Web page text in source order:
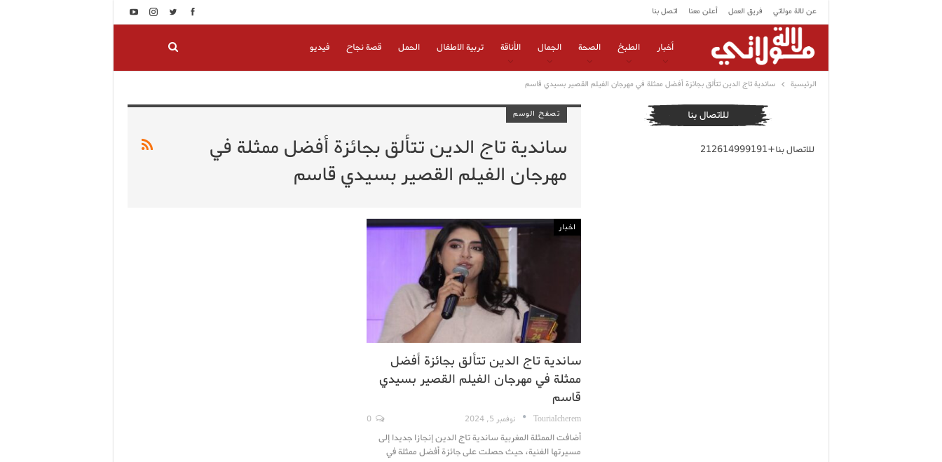
عن لالة مولاتي فريق العمل أعلن معنا اتصل بنا
أخبار الطبخ الصحة الجمال الأناقة تربية الاطفال الحمل قصة نجاح فيديو
الرئيسية ساندية تاج الدين تتألق بجائزة أفضل ممثلة في مهرجان الفيلم القصير بسيدي قاسم
تصفح الوسم
ساندية تاج الدين تتألق بجائزة أفضل ممثلة في
مهرجان الفيلم القصير بسيدي قاسم
اخبار
ساندية تاج الدين تتألق بجائزة أفضل
ممثلة في مهرجان الفيلم القصير بسيدي
قاسم
TouriaIcherem نوفمبر 5, 2024
أضافت الممثلة المغربية ساندية تاج الدين إنجازا جديدا إلى
مسيرتها الفنية، حيث حصلت على جائزة أفضل ممثلة في
للاتصال بنا
للاتصال بنا+212614999191